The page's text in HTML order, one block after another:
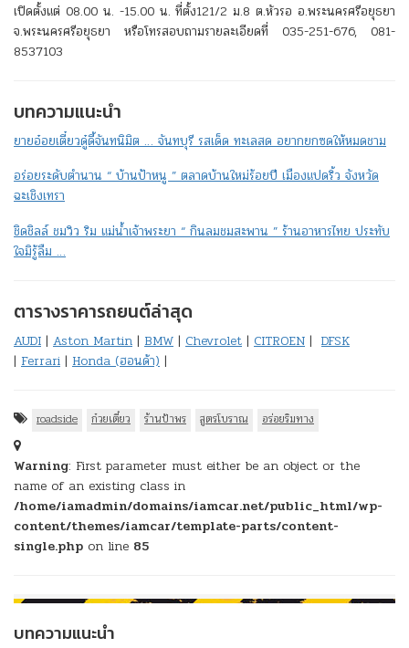
เปิดตั้งแต่ 08.00 น. -15.00 น. ที่ตั้ง121/2 ม.8 ต.หัวรอ อ.พระนครศรีอยุธยา
จ.พระนครศรีอยุธยา หรือโทรสอบถามรายละเอียดที่ 035-251-676, 081-
8537103
บทความแนะนำ
ยายอ๋อยเตี๋ยวดู๋ดี้จันทนิมิต … จันทบุรี รสเด็ด ทะเลสด อยากยกซดให้หมดชาม
อร่อยระดับตำนาน “ บ้านป้าหนู ” ตลาดบ้านใหม่ร้อยปี เมืองแปดริ้ว จังหวัด
ฉะเชิงเทรา
ชิดชิลล์ ชมวิว ริม แม่น้ำเจ้าพระยา “ กินลมชมสะพาน ” ร้านอาหารไทย ประทับ
ใจมิรู้ลืม …
ตารางราคารถยนต์ล่าสุด
AUDI | Aston Martin | BMW | Chevrolet | CITROEN | DFSK
| Ferrari | Honda (ฮอนด้า) |
roadside ก๋วยเตี๋ยว ร้านป้าพร สูตรโบราณ อร่อยริมทาง
Warning: First parameter must either be an object or the
name of an existing class in
/home/iamadmin/domains/iamcar.net/public_html/wp-
content/themes/iamcar/template-parts/content-
single.php on line 85
บทความแนะนำ